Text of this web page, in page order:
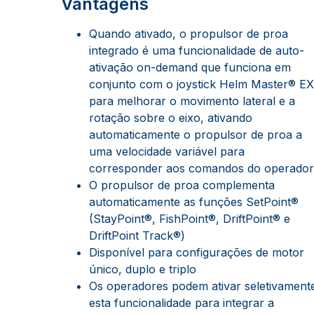
Quando ativado, o propulsor de proa
integrado é uma funcionalidade de auto-
ativação on-demand que funciona em
conjunto com o joystick Helm Master® EX
para melhorar o movimento lateral e a
rotação sobre o eixo, ativando
automaticamente o propulsor de proa a
uma velocidade variável para
corresponder aos comandos do operador
O propulsor de proa complementa
automaticamente as funções SetPoint®
(StayPoint®, FishPoint®, DriftPoint® e
DriftPoint Track®)
Disponível para configurações de motor
único, duplo e triplo
Os operadores podem ativar
esta funcionalidade para integrar a